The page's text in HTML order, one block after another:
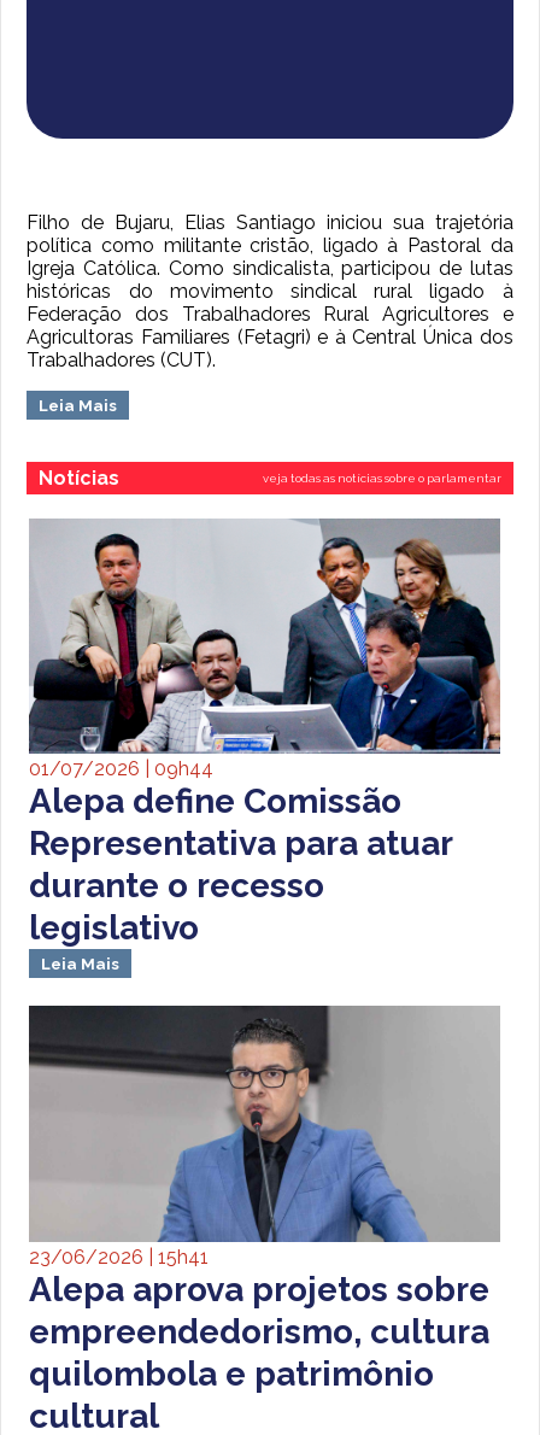
Filho de Bujaru, Elias Santiago iniciou sua trajetória
política como militante cristão, ligado à Pastoral da
Igreja Católica. Como sindicalista, participou de lutas
históricas do movimento sindical rural ligado à
Federação dos Trabalhadores Rural Agricultores e
Agricultoras Familiares (Fetagri) e à Central Única dos
Trabalhadores (CUT).
Leia Mais
Notícias veja todas as notícias sobre o parlamentar
01/07/2026 | 09h44
Alepa define Comissão
Representativa para atuar
durante o recesso
legislativo
Leia Mais
23/06/2026 | 15h41
Alepa aprova projetos sobre
empreendedorismo, cultura
quilombola e patrimônio
cultural